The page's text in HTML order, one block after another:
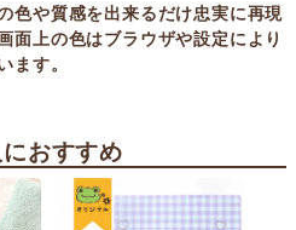
色や質感を出来るだけ忠実に再現
面上の色はブラウザや設定により
ます。
おすすめ